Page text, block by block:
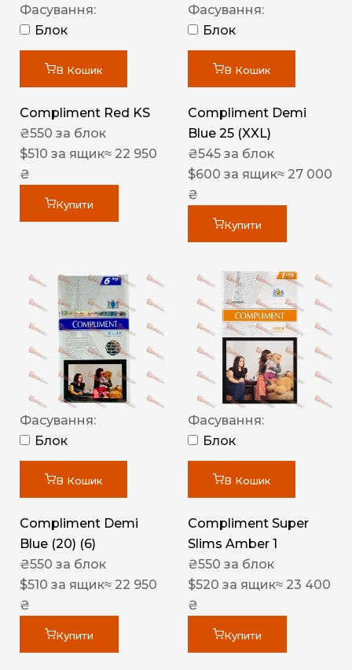
Фасування:
Блок
В Кошик
Compliment Red KS
₴550 за блок
$510 за ящик≈ 22 950
₴
Купити
Фасування:
Блок
В Кошик
Compliment Demi
Blue 25 (XXL)
₴545 за блок
$600 за ящик≈ 27 000
₴
Купити
Фасування:
Блок
В Кошик
Compliment Demi
Blue (20) (6)
₴550 за блок
$510 за ящик≈ 22 950
₴
Купити
Фасування:
Блок
В Кошик
Compliment Super
Slims Amber 1
₴550 за блок
$520 за ящик≈ 23 400
₴
Купити